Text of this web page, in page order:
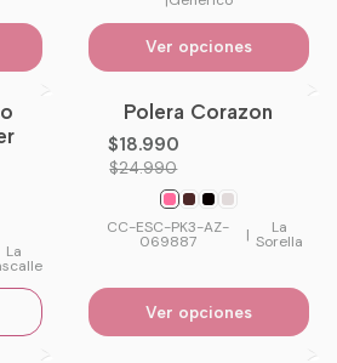
Ver opciones
La
-24%OFF
Polera Corazon
$18.990
$24.990
CC-ESC-PK3-AZ-
069887 | La
Sorella
Ver opciones